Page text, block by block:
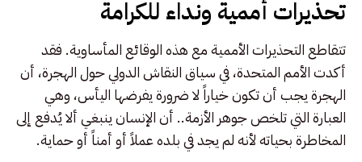
تحذيرات أممية ونداء للكرامة
تتقاطع التحذيرات الأممية مع هذه الوقائع المأساوية. فقد
أكدت الأمم المتحدة، في سياق النقاش الدولي حول الهجرة، أن
الهجرة يجب أن تكون خياراً لا ضرورة يفرضها اليأس، وهي
العبارة التي تلخص جوهر الأزمة.. أن الإنسان ينبغي ألا يُدفع إلى
المخاطرة بحياته لأنه لم يجد في بلده عملاً أو أمناً أو حماية.